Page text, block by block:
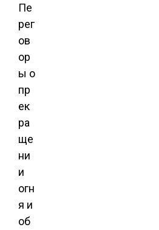
Пе
рег
ов
ор
ы о
пр
ек
ра
ще
ни
и
огн
я и
об